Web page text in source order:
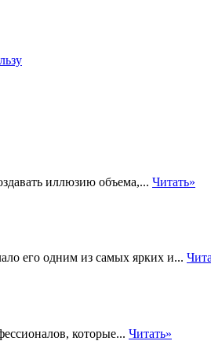
иллюзию объема,... Читать»
его одним из самых ярких и...
которые... Читать»